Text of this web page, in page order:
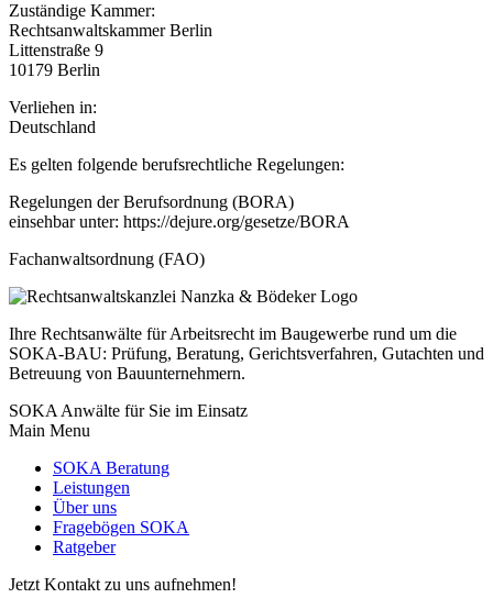
Zuständige Kammer:
Rechtsanwaltskammer Berlin
Littenstraße 9
10179 Berlin
Verliehen in:
Deutschland
Es gelten folgende berufsrechtliche Regelungen:
Regelungen der Berufsordnung (BORA)
einsehbar unter: https://dejure.org/gesetze/BORA
Fachanwaltsordnung (FAO)
Ihre Rechtsanwälte für Arbeitsrecht im Baugewerbe rund um die
SOKA-BAU: Prüfung, Beratung, Gerichtsverfahren, Gutachten und
Betreuung von Bauunternehmern.
SOKA Anwälte für Sie im Einsatz
Main Menu
SOKA Beratung
Leistungen
Über uns
Fragebögen SOKA
Ratgeber
Jetzt Kontakt zu uns aufnehmen!